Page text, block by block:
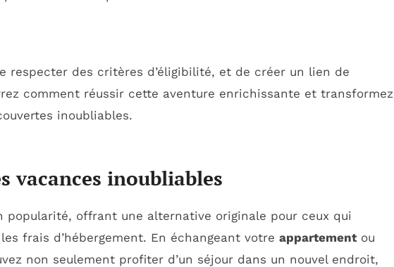
respecter des critères d’éligibilité, et de créer un lien de
comment réussir cette aventure enrichissante et transformez
inoubliables.
vacances inoubliables
offrant une alternative originale pour ceux qui
frais d’hébergement. En échangeant votre appartementou
non seulement profiter d’un séjour dans un nouvel endroit,